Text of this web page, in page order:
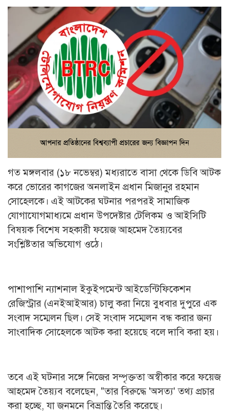
গত মঙ্গলবার (১৮ নভেম্বর) মধ্যরাতে বাসা থেকে ডিবি আটক
করে ভোরের কাগজের অনলাইন প্রধান মিজানুর রহমান
সোহেলকে। এই আটকের ঘটনার পরপরই সামাজিক
যোগাযোগমাধ্যমে প্রধান উপদেষ্টার টেলিকম ও আইসিটি
বিষয়ক বিশেষ সহকারী ফয়েজ আহমেদ তৈয়্যবের
সংশ্লিষ্টতার অভিযোগ ওঠে।
পাশাপাশি ন্যাশনাল ইকুইপমেন্ট আইডেন্টিফিকেশন
রেজিস্ট্রার (এনইআইআর) চালু করা নিয়ে বুধবার দুপুরে এক
সংবাদ সম্মেলন ছিল। সেই সংবাদ সম্মেলন বন্ধ করার জন্য
সাংবাদিক সোহেলকে আটক করা হয়েছে বলে দাবি করা হয়।
তবে এই ঘটনার সঙ্গে নিজের সম্পৃক্ততা অস্বীকার করে ফয়েজ
আহমেদ তৈয়্যব বলেছেন, "তার বিরুদ্ধে 'অসত্য' তথ্য প্রচার
করা হচ্ছে, যা জনমনে বিভ্রান্তি তৈরি করেছে।